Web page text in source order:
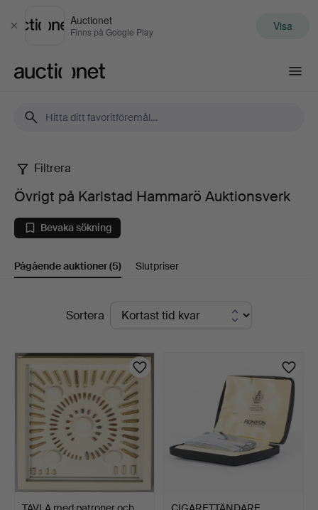
Stäng
Auctionet
Finns på Google Play Visa
Övrigt
på
Karlstad
Hammarö
Auktionsverk
Filtrera
Övrigt på Karlstad Hammarö Auktionsverk
Bevaka sökning
Pågående auktioner(5) Slutpriser
PågåendeSortera